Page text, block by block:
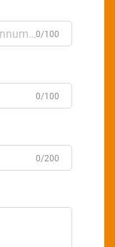
0/100
0/100
0/200